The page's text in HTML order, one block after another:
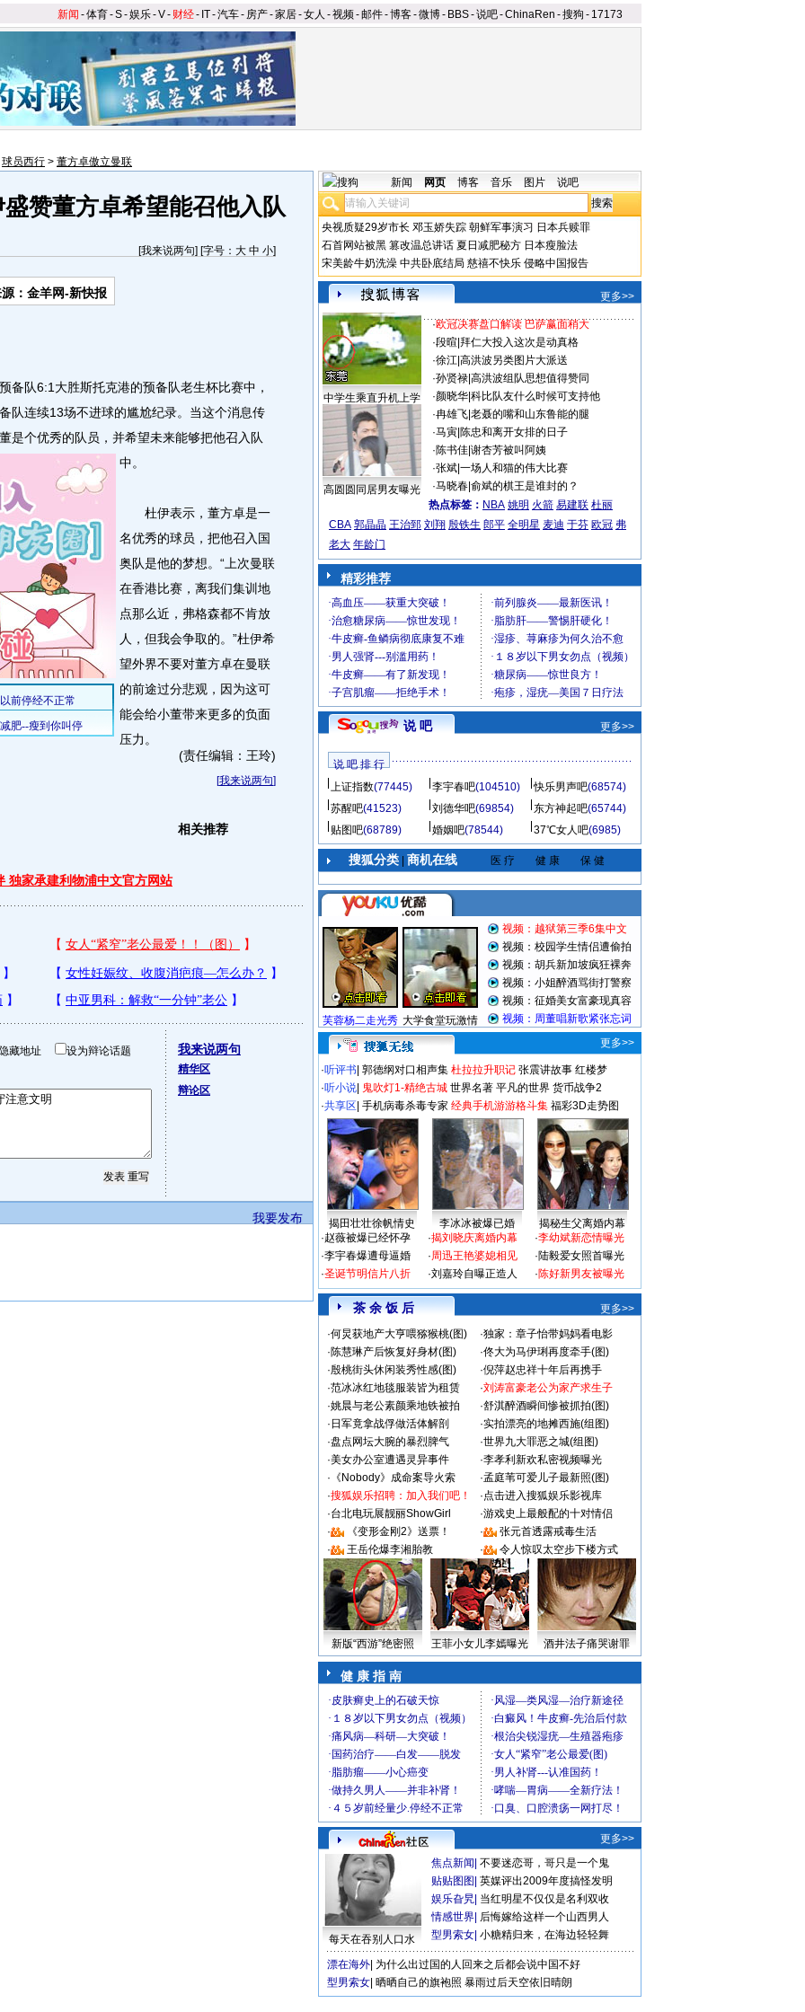
新闻 -体育-S-娱乐-V- 财经- IT-汽车- 房产-家居-女人 -视频-邮件-博客-微博- BBS-说吧-ChinaRen -搜狗 - 17173
球员西行 > 董方卓傲立曼联
赞董方卓希望能召他入队
[我来说两句] [字号： 大 中 小]
：金羊网-新快报
6:1大胜斯托克港的预备队老生杯比赛中，
队连续13场不进球的尴尬纪录。当这个消息传
是个优秀的队员，并希望未来能够把他召入队
中。
杜伊表示，董方卓是一
名优秀的球员，把他召入国
奥队是他的梦想。“上次曼联
在香港比赛，离我们集训地
点那么近，弗格森都不肯放
人，但我会争取的。”杜伊希
望外界不要对董方卓在曼联
的前途过分悲观，因为这可
能会给小董带来更多的负面
压力。
(责任编辑：王玲)
[我来说两句]
相关推荐
独家承建利物浦中文官方网站
藏地址 设为辩论话题 我来说两句
精华区
辩论区
我要发布
新闻 网页 博客 音乐 图片 说吧
央视质疑29岁市长 邓玉娇失踪 朝鲜军事演习 日本兵赎罪
石首网站被黑 篡改温总讲话 夏日减肥秘方 日本瘦脸法
宋美龄牛奶洗澡 中共卧底结局 慈禧不快乐 侵略中国报告
更多>>
中学生乘直升机上学
高圆圆同居男友曝光
·欧冠决赛盘口解读 巴萨赢面稍大
·段暄 拜仁大投入这次是动真格
·徐江| 高洪波另类图片大派送
·孙贤禄| 高洪波组队思想值得赞同
·颜晓华| 科比队友什么时候可支持他
·冉雄飞| 老聂的嘴和山东鲁能的腿
·马寅| 陈忠和离开女排的日子
·陈书佳| 谢杏芳被叫阿姨
·张斌| 一场人和猫的伟大比赛
·马晓春| 俞斌的棋王是谁封的？
热点标签： NBA 姚明 火箭 易建联 杜丽
CBA 郭晶晶 王治郅 刘翔 殷铁生 郎平 全明星 麦迪 于芬 欧冠 弗
老大 年龄门
精彩推荐
说 吧 更多>>
说 吧 排 行
上证指数(77445) 李宇春吧(104510) 快乐男声吧(68574)
苏醒吧(41523) 刘德华吧(69854) 东方神起吧(65744)
贴图吧(68789) 婚姻吧(78544) 37℃女人吧(6985)
搜狐分类| 商机在线 医 疗 健 康 保 健
芙蓉杨二走光秀 大学食堂玩激情
视频：越狱第三季6集中文
视频：校园学生情侣遭偷拍
视频：胡兵新加坡疯狂裸奔
视频：小姐醉酒骂街打警察
视频：征婚美女富豪现真容
视频：周董唱新歌紧张忘词
更多>>
·听评书 郭德纲对口相声集 杜拉拉升职记 张震讲故事 红楼梦
·听小说 鬼吹灯1-精绝古城 世界名著 平凡的世界 货币战争2
·共享区 手机病毒杀毒专家 经典手机游游格斗集 福彩3D走势图
揭田壮壮徐帆情史 李冰冰被爆已婚
揭秘生父离婚内幕
·赵薇被爆已经怀孕
·李宇春爆遭母逼婚
·圣诞节明信片八折
·揭刘晓庆离婚内幕
·周迅王艳婆媳相见
·刘嘉玲自曝正造人
·李幼斌新恋情曝光
·陆毅爱女照首曝光
·陈好新男友被曝光
茶 余 饭 后
更多>>
·何炅获地产大亨喂猕猴桃(图) ·独家：章子怡带妈妈看电影
·陈慧琳产后恢复好身材(图) ·佟大为马伊琍再度牵手(图)
·殷桃街头休闲装秀性感(图) ·倪萍赵忠祥十年后再携手
·范冰冰红地毯服装皆为租赁 ·刘涛富豪老公为家产求生子
·姚晨与老公素颜乘地铁被拍 ·舒淇醉酒瞬间惨被抓拍(图)
· 日军竟拿战俘做活体解剖 ·实拍漂亮的地摊西施(组图)
·盘点网坛大腕的暴烈脾气 ·世界九大罪恶之城(组图)
·美女办公室遭遇灵异事件 ·李孝利新欢私密视频曝光
· 《Nobody》成命案导火索 ·孟庭苇可爱儿子最新照(图)
·搜狐娱乐招聘：加入我们吧！ ·点击进入搜狐娱乐影视库
·台北电玩展靓丽ShowGirl ·游戏史上最般配的十对情侣
·
《变形金刚2》送票！ ·
张元首透露戒毒生活
·
王岳伦爆李湘胎教 · 令人惊叹太空步下楼方式
新版“西游”绝密照 王菲小女儿李嫣曝光 酒井法子痛哭谢罪
健 康 指 南
更多>>
每天在吞别人口水
焦点新闻 不要迷恋哥，哥只是一个鬼
贴贴图图 英媒评出2009年度搞怪发明
娱乐旮旯 当红明星不仅仅是名利双收
情感世界 后悔嫁给这样一个山西男人
型男索女 小糖精归来，在海边轻轻舞
漂在海外 为什么出过国的人回来之后都会说中国不好
型男索女 晒晒自己的旗袍照 暴雨过后天空依旧晴朗